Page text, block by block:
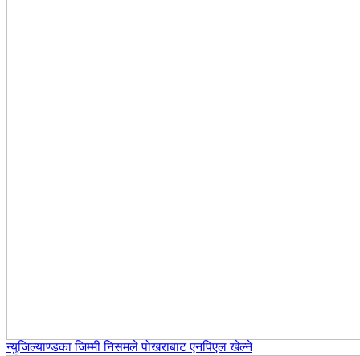
न्युजिल्याण्डका जिम्मी निसमले पोखराबाट एनपिएल खेल्ने